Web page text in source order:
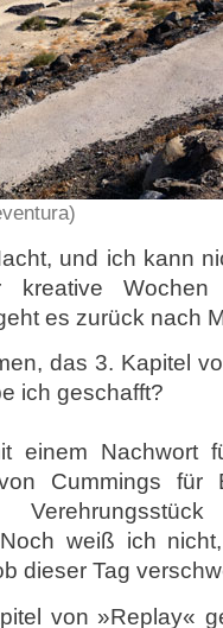
und ich kann
kreative
es zurück nach
das 3. Kapitel
ich geschafft?
einem Nachwort
Cummings
weiß ich
dieser Tag
von »Replay«